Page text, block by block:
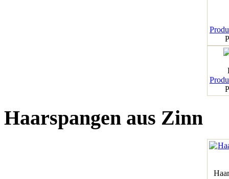
Haarspangen aus Zinn